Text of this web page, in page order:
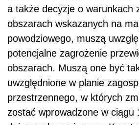
a także decyzje o warunkach
obszarach wskazanych na
powodziowego, muszą
potencjalne zagrożenie
obszarach. Muszą one być
uwzględnione w planie
przestrzennego, w których
zostać wprowadzone w ciągu